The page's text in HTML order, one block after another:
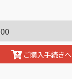
ご購入手続きへ